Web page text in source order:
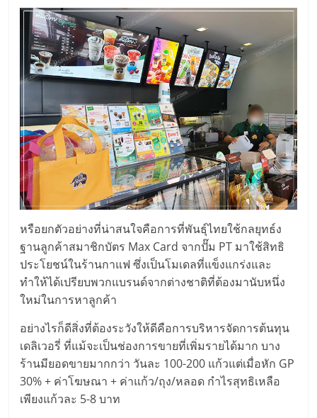
หรือยกตัวอย่างที่น่าสนใจคือการที่พันธุ์ไทยใช้กลยุทธ์ง
ฐานลูกค้าสมาชิกบัตร Max Card จากปั๊ม PT มาใช้สิทธิ
ประโยชน์ในร้านกาแฟ ซึ่งเป็นโมเดลที่แข็งแกร่งและ
ทำให้ได้เปรียบพวกแบรนด์จากต่างชาติที่ต้องมานับหนึ่ง
ใหม่ในการหาลูกค้า
อย่างไรก็ดีสิ่งที่ต้องระวังให้ดีคือการบริหารจัดการต้นทุน
เดลิเวอรี่ ที่แม้จะเป็นช่องการขายที่เพิ่มรายได้มาก บาง
ร้านมียอดขายมากกว่า วันละ 100-200 แก้วแต่เมื่อหัก GP
30% + ค่าโฆษณา + ค่าแก้ว/ถุง/หลอด กำไรสุทธิเหลือ
เพียงแก้วละ 5-8 บาท